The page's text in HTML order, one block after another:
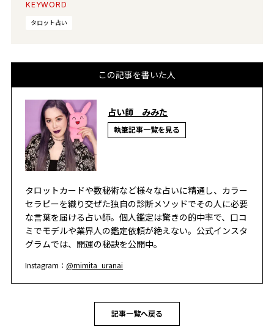
KEYWORD
タロット占い
この記事を書いた人
占い師 みみた
執筆記事一覧を見る
タロットカードや数秘術など様々な占いに精通し、カラー
セラピーを織り交ぜた独自の診断メソッドでその人に必要
な言葉を届ける占い師。個人鑑定は驚きの的中率で、口コ
ミでモデルや業界人の鑑定依頼が絶えない。公式インスタ
グラムでは、開運の秘訣を公開中。
Instagram：@mimita_uranai
記事一覧へ戻る